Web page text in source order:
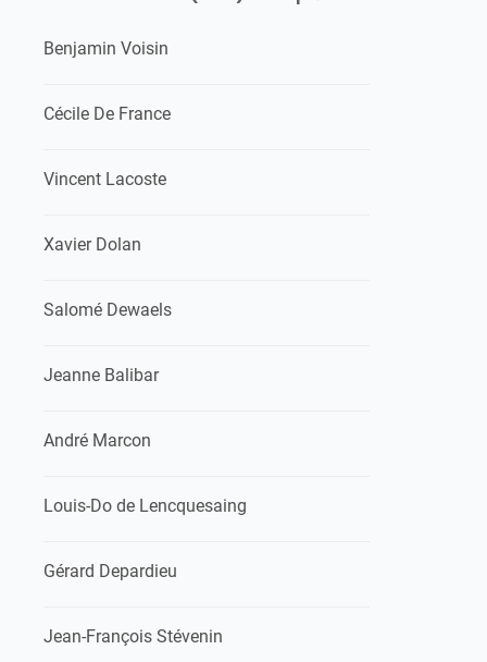
Benjamin Voisin
Cécile De France
Vincent Lacoste
Xavier Dolan
Salomé Dewaels
Jeanne Balibar
André Marcon
Louis-Do de Lencquesaing
Gérard Depardieu
Jean-François Stévenin